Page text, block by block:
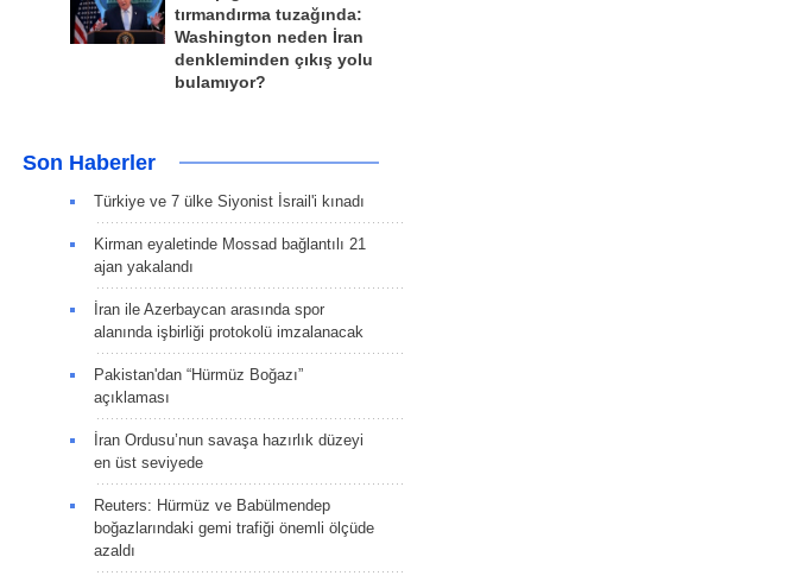
tırmandırma tuzağında:
Washington neden İran
denkleminden çıkış yolu
bulamıyor?
Son Haberler
Türkiye ve 7 ülke Siyonist İsrail'i kınadı
Kirman eyaletinde Mossad bağlantılı 21
ajan yakalandı
İran ile Azerbaycan arasında spor
alanında işbirliği protokolü imzalanacak
Pakistan'dan “Hürmüz Boğazı”
açıklaması
İran Ordusu’nun savaşa hazırlık düzeyi
en üst seviyede
Reuters: Hürmüz ve Babülmendep
boğazlarındaki gemi trafiği önemli ölçüde
azaldı